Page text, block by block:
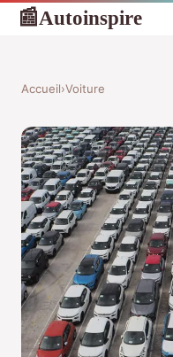
📰Autoinspire
Accueil›Voiture